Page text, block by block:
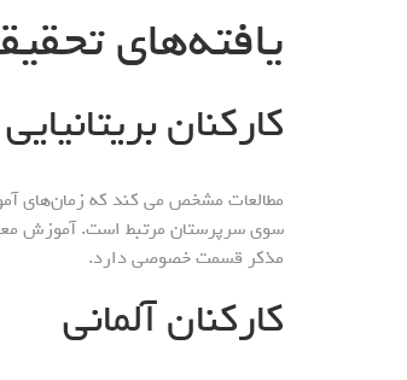
یافته‌های
کارکنان بریتانیایی
مطالعات مشخص می کند که زمان‌های
سوی سرپرستان مرتبط است. آموزش
مذکر قسمت خصوصی دارد.
کارکنان آلمانی